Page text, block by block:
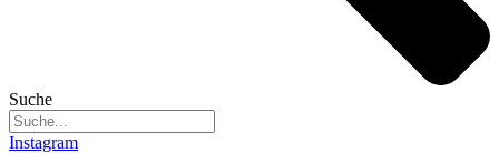
Suche
Instagram